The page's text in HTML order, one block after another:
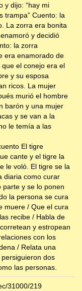
y dijo: “hay mi
trampa” Cuento: la
La zorra era bonita
y decidió
la zorra
era enamorado de
el conejo era el
y su esposa
ricos. La mujer
murió el hombre
barón y una mujer
y se van a la
le temía a las
El tigre
cante y el tigre la
le voló. El tigre se la
diaria como curar
parte y se lo ponen
la persona se cura
muere / Que el cura
recibe / Habla de
y estropean
con los
/ Relata una
dos
las personas.
31000/219